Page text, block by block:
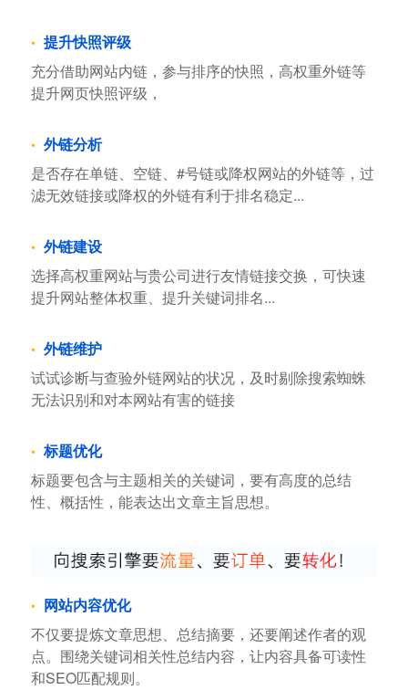
提升快照评级
充分借助网站内链，参与排序的快照，高权重外链等
提升网页快照评级，
外链分析
是否存在单链、空链、#号链或降权网站的外链等，过
滤无效链接或降权的外链有利于排名稳定...
外链建设
选择高权重网站与贵公司进行友情链接交换，可快速
提升网站整体权重、提升关键词排名...
外链维护
试试诊断与查验外链网站的状况，及时剔除搜索蜘蛛
无法识别和对本网站有害的链接
标题优化
标题要包含与主题相关的关键词，要有高度的总结
性、概括性，能表达出文章主旨思想。
网站内容优化
不仅要提炼文章思想、总结摘要，还要阐述作者的观
点。围绕关键词相关性总结内容，让内容具备可读性
和SEO匹配规则。